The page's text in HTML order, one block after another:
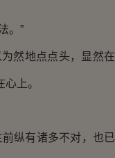
。”
然地点点头，显然在
上。
纵有诸多不对，也已